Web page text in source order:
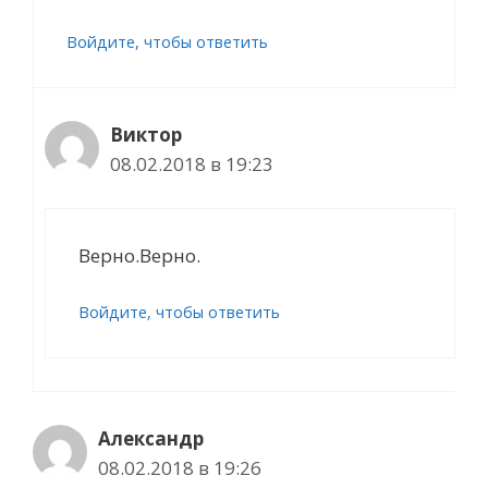
Войдите, чтобы ответить
Виктор
08.02.2018 в 19:23
Верно.Верно.
Войдите, чтобы ответить
Александр
08.02.2018 в 19:26